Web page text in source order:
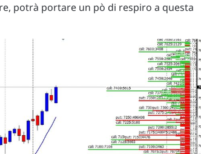
potrà portare un pò di respiro a questa